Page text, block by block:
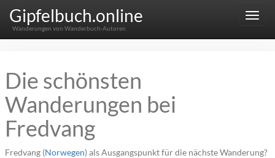
Menu
Gipfelbuch.online
Wanderungen von Wanderbuch-Autoren
Die schönsten
Wanderungen bei
Fredvang
Fredvang (Norwegen) als Ausgangspunkt für die nächste Wanderung?